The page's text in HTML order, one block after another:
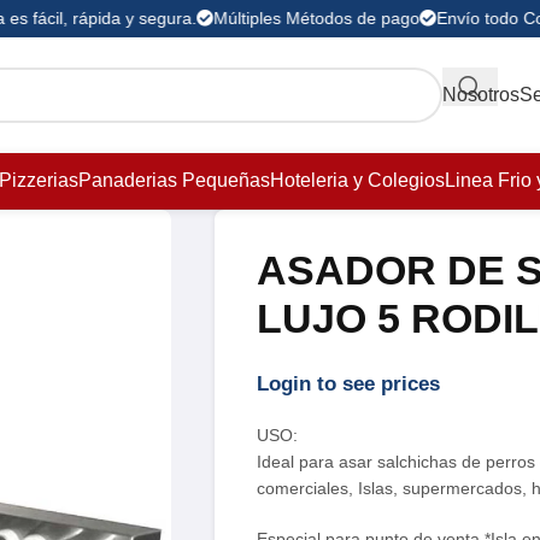
fácil, rápida y segura. Múltiples Métodos de pago Envío todo
Nosotros
PizzeriasPanaderias PequeñasHoteleria y ColegiosLinea Frio
ASADOR DE
LUJO 5
Login to see prices
USO:
Ideal para asar salchichas de
comerciales, Islas, supermercados,